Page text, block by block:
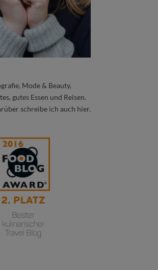
Mode & Beauty,
gutes Essen und Reisen.
schreibe ich auch hier.